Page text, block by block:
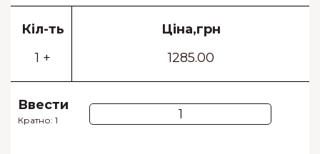
Кіл-ть
1 +
Ціна,грн
1285.00
Ввести
Кратно: 1